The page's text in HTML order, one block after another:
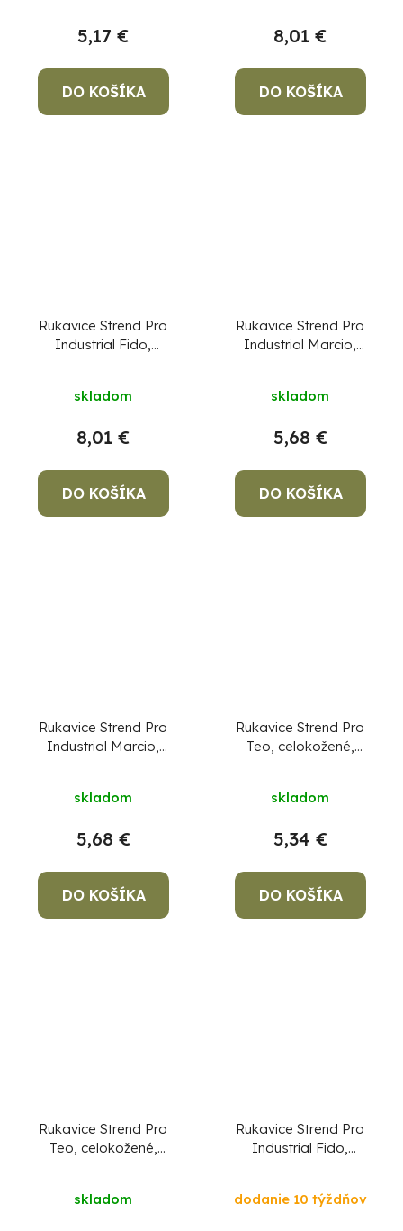
5,17 €
DO KOŠÍKA
8,01 €
DO KOŠÍKA
Rukavice Strend Pro
Industrial Fido,
skladom
8,01 €
DO KOŠÍKA
Rukavice Strend Pro
Industrial Marcio,
10/XL
skladom
5,68 €
DO KOŠÍKA
Rukavice Strend Pro
Industrial Marcio,
skladom
5,68 €
DO KOŠÍKA
Rukavice Strend Pro
Teo, celokožené,
skladom
5,34 €
DO KOŠÍKA
Rukavice Strend Pro
Teo, celokožené,
skladom
Rukavice Strend Pro
Industrial Fido,
11/XXL
dodanie 10 týždňov